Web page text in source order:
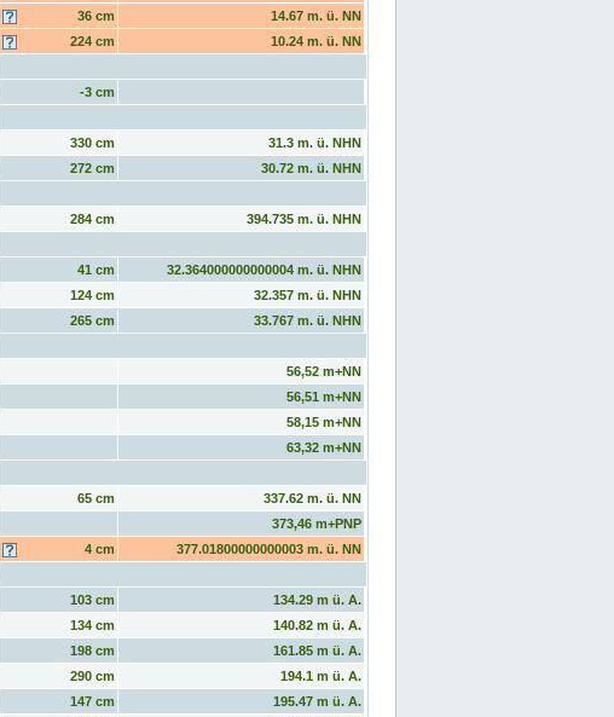
36 cm
14.67 m. ü. NN
224 cm
10.24 m. ü. NN
-3 cm
330 cm
31.3 m. ü. NHN
272 cm
30.72 m. ü. NHN
284 cm
394.735 m. ü. NHN
41 cm
32.364000000000004 m. ü. NHN
124 cm
32.357 m. ü. NHN
265 cm
33.767 m. ü. NHN
56,52 m+NN
56,51 m+NN
58,15 m+NN
63,32 m+NN
65 cm
337.62 m. ü. NN
373,46 m+PNP
4 cm
377.01800000000003 m. ü. NN
103 cm
134.29 m ü. A.
134 cm
140.82 m ü. A.
198 cm
161.85 m ü. A.
290 cm
194.1 m ü. A.
147 cm
195.47 m ü. A.